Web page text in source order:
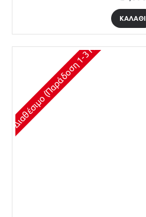
ΚΑΛΆΘΙ
Διαθέσιμο (Παράδοση 1-3 Ημέρες)